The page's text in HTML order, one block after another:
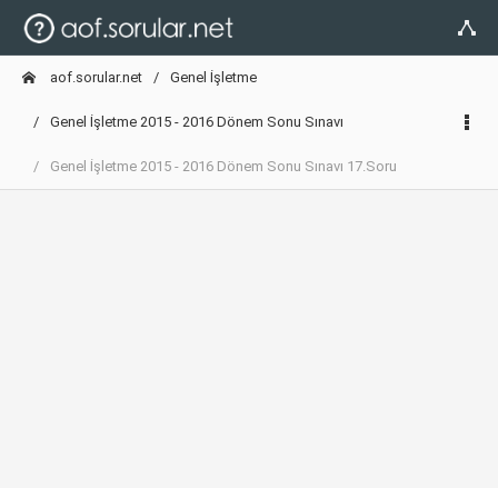
aof.sorular.net Genel İşletme
Genel İşletme 2015 - 2016 Dönem Sonu Sınavı
Genel İşletme 2015 - 2016 Dönem Sonu Sınavı 17.Soru